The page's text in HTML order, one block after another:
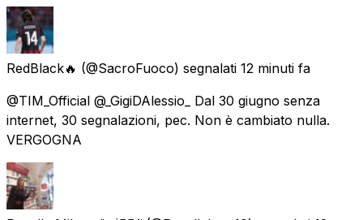
RedBlack🔥 (@SacroFuoco) segnalati 12 minuti fa
@TIM_Official @_GigiDAlessio_ Dal 30 giugno senza
internet, 30 segnalazioni, pec. Non è cambiato nulla.
VERGOGNA